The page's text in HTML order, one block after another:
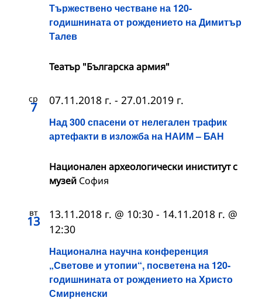
Тържествено честване на 120-
годишнината от рождението на Димитър
Талев
Театър "Българска армия"
ср
7
Над 300 спасени от нелегален трафик
артефакти в изложба на НАИМ – БАН
07.11.2018 г. - 27.01.2019 г.
Национален археологически иниститут с
музей София
вт
13
Национална научна конференция
„Светове и утопии“, посветена на 120-
годишнината от рождението на Христо
Смирненски
13.11.2018 г. @ 10:30 - 14.11.2018 г. @
12:30